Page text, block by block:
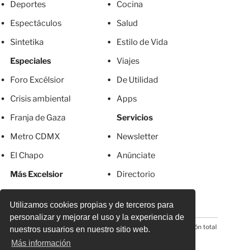
Utilizamos cookies propias y de terceros para
personalizar y mejorar el uso y la experiencia de
nuestros usuarios en nuestro sitio web.
Más información
Deportes
Espectáculos
Sintetika
Especiales
Foro Excélsior
Crisis ambiental
Franja de Gaza
Metro CDMX
El Chapo
Más Excelsior
Cocina
Salud
Estilo de Vida
Viajes
De Utilidad
Apps
Servicios
Newsletter
Anúnciate
Directorio
© 2026 Todos los derechos reservados. Prohibida la reproducción total
o parcial, incluyendo cualquier medio electrónico*